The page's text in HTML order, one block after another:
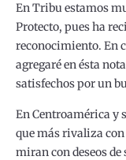
En Tribu estamos
Protecto, pues ha
reconocimiento. En
agregaré en ésta
satisfechos por un
En Centroamérica y
que más rivaliza
miran con deseos